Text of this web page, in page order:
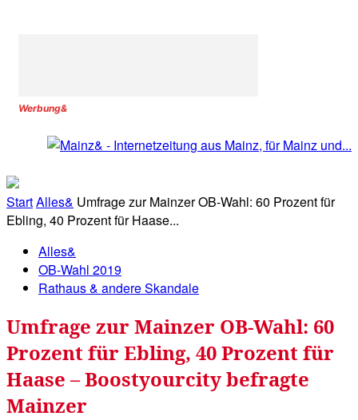
Werbung&
StartAlles& Umfrage zur Mainzer OB-Wahl: 60 Prozent für
Ebling, 40 Prozent für Haase...
Alles&
OB-Wahl 2019
Rathaus & andere Skandale
Umfrage zur Mainzer OB-Wahl: 60
Prozent für Ebling, 40 Prozent für
Haase – Boostyourcity befragte
Mainzer